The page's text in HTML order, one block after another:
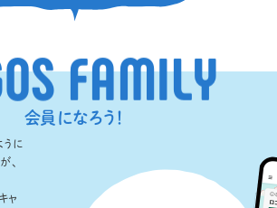
OSFAMILY
会員になろう！
に
、
ャ